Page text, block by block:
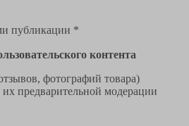
публикации *
контента
фотографий товара)
их предварительной модерации